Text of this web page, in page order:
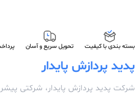
بسته بندی با کیفیت تحویل سریع و آسان
پدید پردازش پایدار
شرکت پدید پردازش پایدار، شرکتی